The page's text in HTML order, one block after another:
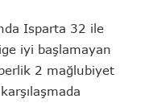
Isparta 32 ile
iyi başlamayan
2 mağlubiyet